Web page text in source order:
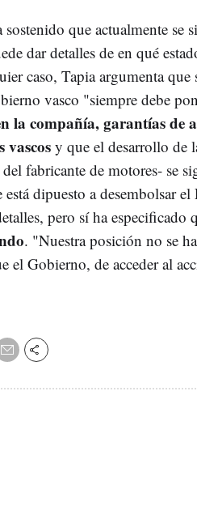
sostenido que actualmente se
dar detalles de en qué
caso, Tapia argumenta
vasco "siempre debe
la compañía, garantías de
vascos y que el desarrollo de
del fabricante de motores- se
está dipuesto a desembolsar
pero sí ha especificado
. "Nuestra posición no se
el Gobierno, de acceder al